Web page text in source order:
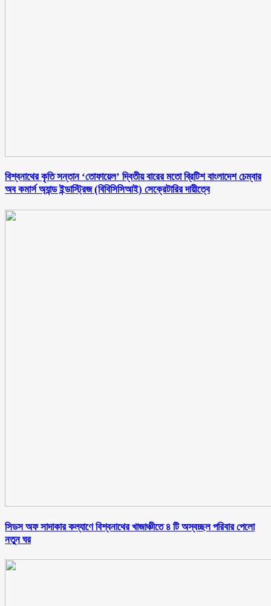
বিশ্বনাথের কৃতি সন্তান ‘তোফায়েল’ দ্বিতীয় বারের মতো ব্রিটিশ বাংলাদেশ চেম্বার
অব কমার্স অ্যান্ড ইন্ডাস্ট্রিজ (বিবিসিসিআই) সেক্রেটারির দায়ীত্বে
সিডস অফ সাদাকার কল্যাণে বিশ্বনাথের খাজাঞ্চীতে ৪ টি অস্বচ্ছল পরিবার পেলো
নতুন ঘর